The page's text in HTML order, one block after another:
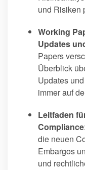
und Risiken
Working
Updates
Papers
Überblick
Updates
immer auf
Leitfaden
Compliance
die neuen
Embargos
und